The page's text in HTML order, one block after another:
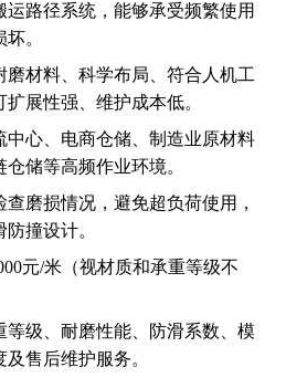
运路径系统，能够承受频繁使用
。
磨材料、科学布局、符合人机工
扩展性强、维护成本低。
中心、电商仓储、制造业原材料
仓储等高频作业环境。
查磨损情况，避免超负荷使用，
撞设计。
元/米（视材质和承重等级不
等级、耐磨性能、防滑系数、模
及售后维护服务。